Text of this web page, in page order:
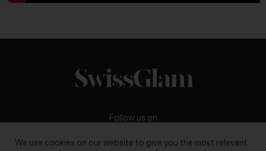
Follow us on
We use cookies on our website to give you the most relevant